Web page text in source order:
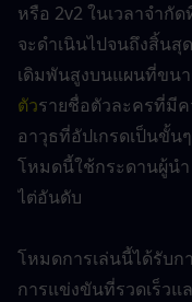
หรือ 2v2 ในเวลาจำกั
จะดำเนินไปจนถึงสิ้นสุ
เดิมพันสูงบนแผนที่ขน
ตัวรายชื่อตัวละครที่มี
อาวุธที่อัปเกรดเป็นขั้น
โหมดนี้ใช้กระดานผู้นำ
ไต่อันดับ
โหมดการเล่นนี้ได้รับ
การแข่งขันที่รวดเร็วแ